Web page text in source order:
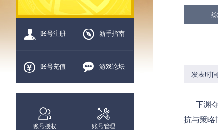
账号注册 新手指南
账号充值 游戏论坛
账号授权 账号管理
发表时
下渊
抗与策略